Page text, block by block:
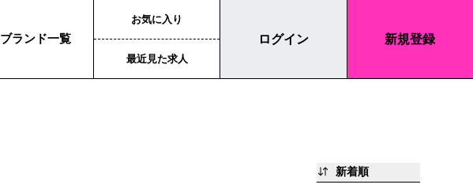
ブランド一覧
お気に入り
最近見た求人
ログイン 新規登録
新着順